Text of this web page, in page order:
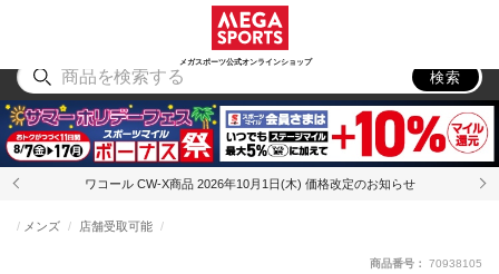
メガスポーツ公式オンラインショップ
アウトドア
検索
ワコール CW-X商品 2026年10月1日(木) 価格改定のお知らせ
メンズ 店舗受取可能
商品番号： 70938105